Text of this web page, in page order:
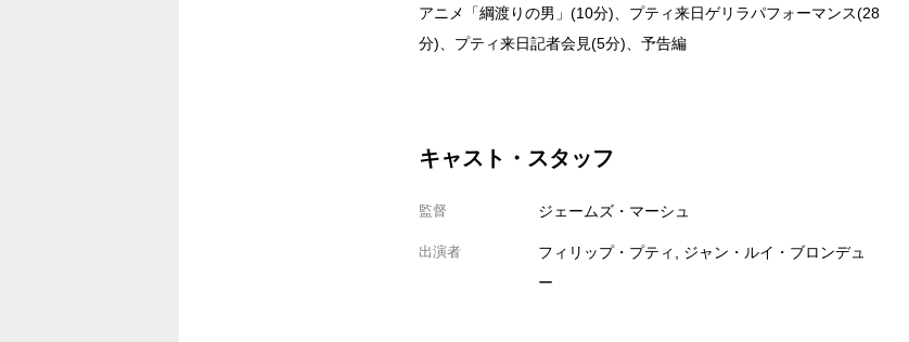
アニメ「綱渡りの男」(10分)、プティ来日ゲリラパフォーマンス(28
分)、プティ来日記者会見(5分)、予告編
キャスト・スタッフ
監督 ジェームズ・マーシュ
出演者
フィリップ・プティ, ジャン・ルイ・ブロンデュ
ー